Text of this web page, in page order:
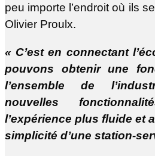
peu importe l’endroit où ils
Olivier Proulx.
« C’est en connectant
pouvons obtenir une
l’ensemble de
nouvelles
l’expérience plus fluide et
simplicité d’une station-